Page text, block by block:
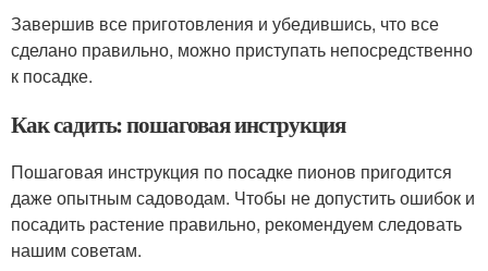
Завершив все приготовления и убедившись, что все
сделано правильно, можно приступать непосредственно
к посадке.
Как садить: пошаговая инструкция
Пошаговая инструкция по посадке пионов пригодится
даже опытным садоводам. Чтобы не допустить ошибок и
посадить растение правильно, рекомендуем следовать
нашим советам.